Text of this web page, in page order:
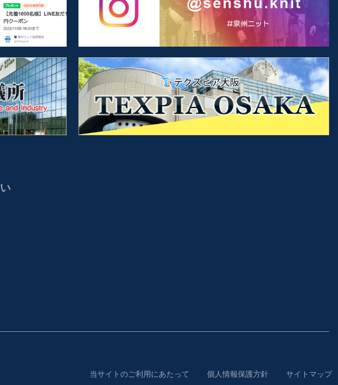
当サイトのご利用にあたって 個人情報保護方針 サイトマップ